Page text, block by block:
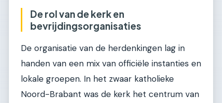
De rol van de kerk en
bevrijdingsorganisaties
De organisatie van de herdenkingen lag in
handen van een mix van officiële instanties en
lokale groepen. In het zwaar katholieke
Noord-Brabant was de kerk het centrum van